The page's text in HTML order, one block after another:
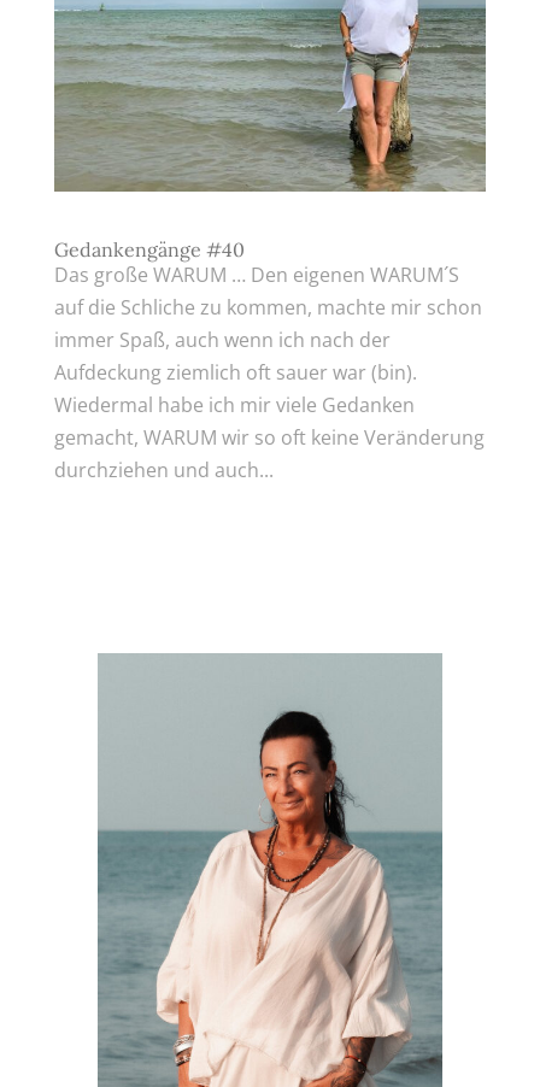
Gedankengänge #40
Das große WARUM … Den eigenen WARUM´S
auf die Schliche zu kommen, machte mir schon
immer Spaß, auch wenn ich nach der
Aufdeckung ziemlich oft sauer war (bin).
Wiedermal habe ich mir viele Gedanken
gemacht, WARUM wir so oft keine Veränderung
durchziehen und auch...